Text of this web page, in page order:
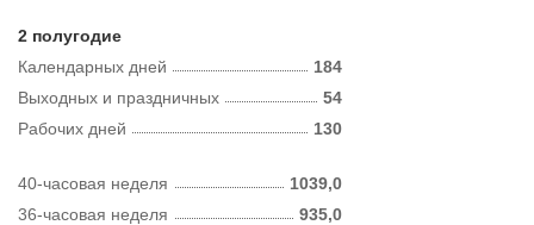
2 полугодие
Календарных дней
184
Рабочих дней 130
Выходных и праздничных 54
40-часовая неделя
1039,0
36-часовая неделя
935,0